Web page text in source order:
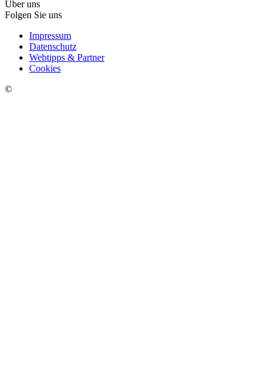
Über uns
Folgen Sie uns
Impressum
Datenschutz
Webtipps & Partner
Cookies
©